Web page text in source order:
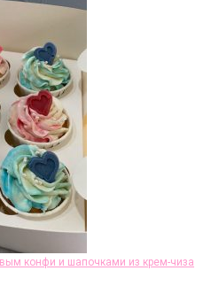
конфи и шапочками из крем-чиза